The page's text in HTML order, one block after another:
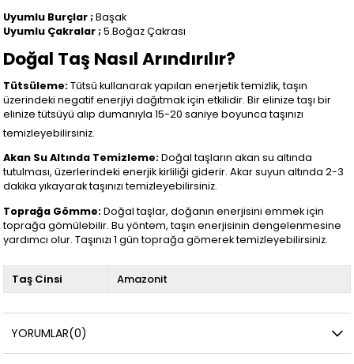
Uyumlu Burçlar ;Başak
Uyumlu Çakralar ;5.Boğaz Çakrası
Doğal Taş Nasıl Arındırılır?
Tütsüleme:Tütsü kullanarak yapılan enerjetik temizlik, taşın
üzerindeki negatif enerjiyi dağıtmak için etkilidir. Bir elinize taşı bir
elinize tütsüyü alıp dumanıyla 15-20 saniye boyunca taşınızı
temizleyebilirsiniz.
Akan Su Altında Temizleme:Doğal taşların akan su altında
tutulması, üzerlerindeki enerjik kirliliği giderir. Akar suyun altında 2-3
dakika yıkayarak taşınızı temizleyebilirsiniz.
Toprağa Gömme:Doğal taşlar, doğanın enerjisini emmek için
toprağa gömülebilir. Bu yöntem, taşın enerjisinin dengelenmesine
yardımcı olur. Taşınızı 1 gün toprağa gömerek temizleyebilirsiniz.
Taş Cinsi Amazonit
YORUMLAR(0)